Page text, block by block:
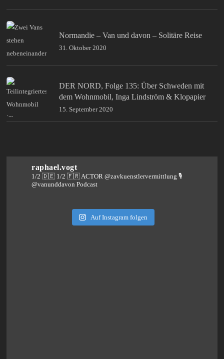
Normandie – Van und davon – Solitäre Reise
31. Oktober 2020
DER NORD, Folge 135: Über Schweden mit
dem Wohnmobil, Inga Lindström & Klopapier
15. September 2020
raphael.vogt
1/2 🇩🇪 1/2 🇫🇷 ACTOR @zavkuenstlervermittlung🎙️
@vanunddavon Podcast
Auf Instagram folgen